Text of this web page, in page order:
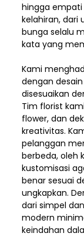
hingga empati
kelahiran, dari
bunga selalu
kata yang
Kami
dengan
disesuaikan
Tim florist
flower, dan
kreativitas.
pelanggan
berbeda, oleh
kustomisasi
benar sesuai
ungkapkan.
dari simpel
modern
keindahan